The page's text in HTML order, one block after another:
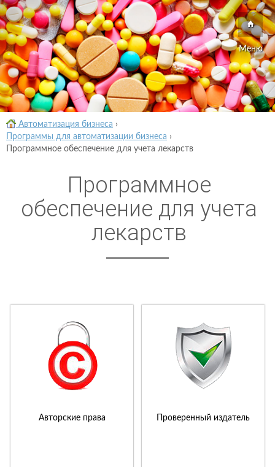
Меню
Автоматизация бизнеса ›
Программы для автоматизации бизнеса ›
Программное обеспечение для учета лекарств
Программное
обеспечение для учета
лекарств
Авторские права Проверенный издатель